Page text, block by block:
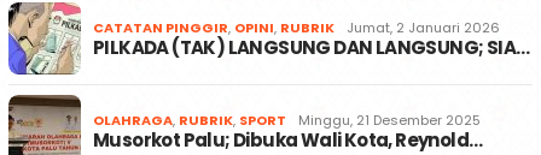
CATATAN PINGGIR, OPINI, RUBRIK Jumat, 2 Januari 2026
PILKADA (TAK) LANGSUNG DAN LANGSUNG; SIA…
OLAHRAGA, RUBRIK, SPORT Minggu, 21 Desember 2025
Musorkot Palu; Dibuka Wali Kota, Reynold…